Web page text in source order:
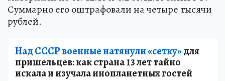
Суммарно его оштрафовали на четыре тысячи
рублей.
Над СССР военные натянули «сетку»для
пришельцев: как страна 13 лет тайно
искала и изучала инопланетных гостей